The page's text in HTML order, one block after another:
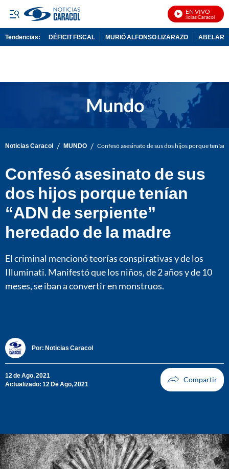
EN VIVO
Noticias Caracol En
Tendencias: DÉFICIT FISCAL MURIÓ ALFONSO LIZARAZO
Noticias Caracol / MUNDO / Confesó asesinato de sus dos hijos porque tenían
Confesó asesinato de sus
dos hijos porque tenían
“ADN de serpiente”
heredado de la madre
El criminal mencionó teorías conspirativas y de los
Illuminati. Manifestó que los niños, de 2 años y de 10
meses, se iban a convertir en monstruos.
Por: Noticias Caracol
12 de Ago, 2021
Actualizado: 12 De Ago, 2021